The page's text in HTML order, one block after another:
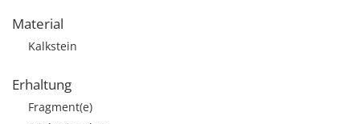
Material
Kalkstein
Erhaltung
Fragment(e)